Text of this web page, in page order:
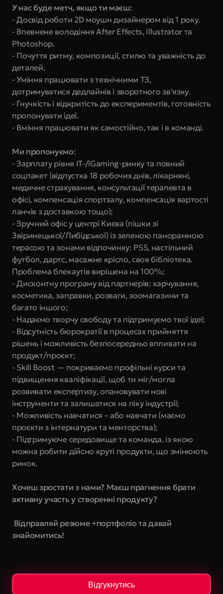
У нас буде метч, якщо ти маєш:
- Досвід роботи 2D моушн дизайнером від 1 року.
- Впевнене володіння After Effects, Illustrator та
Photoshop.
- Почуття ритму, композиції, стилю та уважність до
деталей.
- Уміння працювати з технічними ТЗ,
дотримуватися дедлайнів і зворотного зв’язку.
- Гнучкість і відкритість до експериментів, готовність
пропонувати ідеї.
- Вміння працювати як самостійно, так і в команді.
Ми пропонуємо:
- Зарплату рівня IT-/iGaming-ринку та повний
соцпакет (відпустка 18 робочих днів, лікарняні,
медичне страхування, консультації терапевта в
офісі, компенсація спортзалу, компенсація вартості
ланчів з доставкою тощо);
- Зручний офіс у центрі Києва (пішки зі
Звіринецької/Либідської) із зеленою панорамною
терасою та зонами відпочинку: PS5, настільний
футбол, дартс, масажне крісло, своя бібліотека.
Проблема блекаутів вирішена на 100%;
- Дисконтну програму від партнерів: харчування,
косметика, заправки, розваги, зоомагазини та
багато іншого;
- Надаємо творчу свободу та підтримуємо твої ідеї;
- Відсутність бюрократії в процесах прийняття
рішень і можливість безпосередньо впливати на
продукт/проєкт;
- Skill Boost — покриваємо профільні курси та
підвищення кваліфікації, щоб ти міг/могла
розвивати експертизу, опановувати нові
інструменти та залишатися на піку індустрії;
- Можливість навчатися – або навчати (маємо
проєкти з інтернатури та менторства);
- Підтримуюче середовище та команда, із якою
можна робити дійсно круті продукти, що змінюють
ринок.
Хочеш зростати з нами? Маєш прагнення брати
активну участь у створенні продукту?
знайомитись!
Відгукнутись